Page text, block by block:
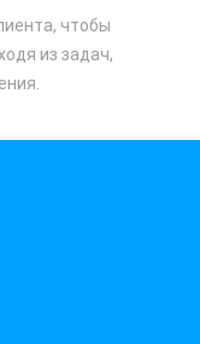
чтобы
из задач,